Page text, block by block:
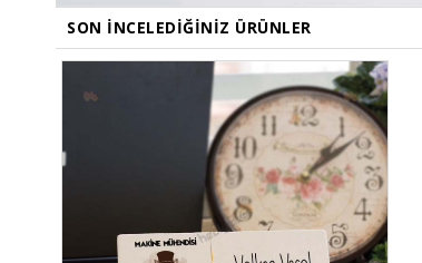
SON İNCELEDIĞINIZ ÜRÜNLER